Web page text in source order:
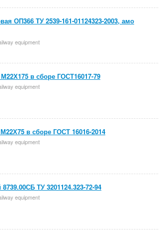
ОП366 ТУ 2539-161-01124323-2003, амо
equipment
в сборе ГОСТ16017-79
equipment
в сборе ГОСТ 16016-2014
equipment
ТУ 3201124.323-72-94
equipment